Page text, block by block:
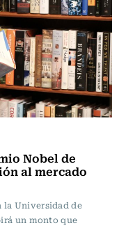
Nobel de
al mercado
la Universidad de
un monto que